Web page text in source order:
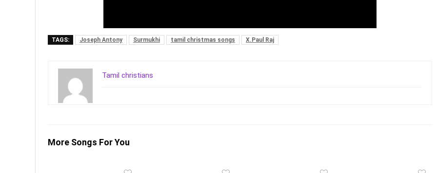
TAGS: Joseph Antony Surmukhi tamil christmas songs X.Paul Raj
Tamil christians
More Songs For You